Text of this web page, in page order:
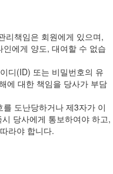
책임은 회원에게 있으며,
에게 양도, 대여할 수 없습
디(ID) 또는 비밀번호의 유
에 대한 책임을 당사가 부담
도난당하거나 제3자가 이
당사에게 통보하여야 하고,
라야 합니다.